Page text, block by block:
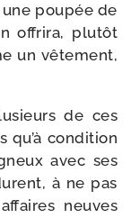
pou­pée de
offri­ra, plu­tôt
un vête­ment,
de ces
qu’à condi­tion
avec ses
à ne pas
neuves